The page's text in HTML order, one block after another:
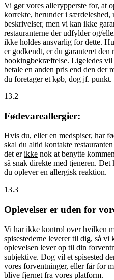
Vi gør vores allerypperste for, at
korrekte, herunder i særdeleshed,
beskrivelser, men vi kan ikke
restauranterne der udfylder og/
ikke holdes ansvarlig for dette.
er godkendt, er du garanteret den
bookingbekræftelse. Ligeledes
betale en anden pris end den der
du foretager et køb, dog jf.
13.2
Fødevareallergier:
Hvis du, eller en medspiser, har
skal du altid kontakte
det erikke nok at benytte
så snak direkte med tjeneren.
du oplever en allergisk reaktion.
13.3
Oplevelser er uden for
Vi har ikke kontrol over hvilken
spisestederne leverer til dig, så vi
oplevelsen lever op til din
subjektive. Dog vil et spisested
vores forventninger, eller får for
blive fjernet fra vores platform.